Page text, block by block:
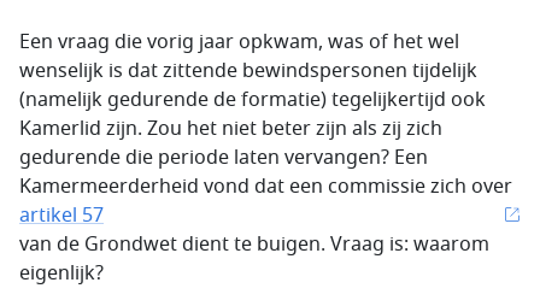
Een vraag die vorig jaar opkwam, was of het wel
wenselijk is dat zittende bewindspersonen tijdelijk
(namelijk gedurende de formatie) tegelijkertijd ook
Kamerlid zijn. Zou het niet beter zijn als zij zich
gedurende die periode laten vervangen? Een
Kamermeerderheid vond dat een commissie zich over
artikel 57
van de Grondwet dient te buigen. Vraag is: waarom
eigenlijk?